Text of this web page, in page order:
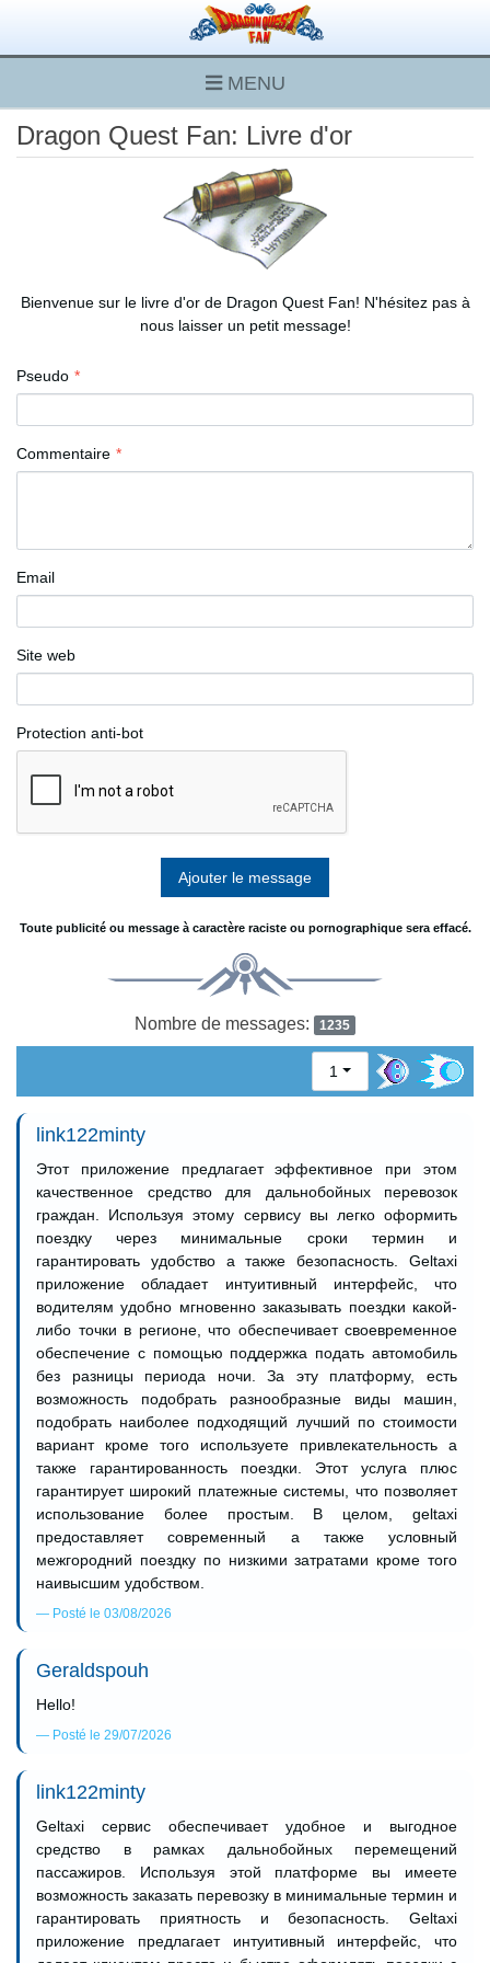
MENU
Dragon Quest Fan: Livre d'or
Bienvenue sur le livre d'or de Dragon Quest Fan! N'hésitez pas à
nous laisser un petit message!
Pseudo
Commentaire
Email
Site web
Protection anti-bot
Toute publicité ou message à caractère raciste ou pornographique sera effacé.
Nombre de messages: 1235
1
link122minty
Этот приложение предлагает эффективное при этом
качественное средство для дальнобойных перевозок
граждан. Используя этому сервису вы легко оформить
поездку через минимальные сроки термин и
гарантировать удобство а также безопасность. Geltaxi
приложение обладает интуитивный интерфейс, что
водителям удобно мгновенно заказывать поездки какой-
либо точки в регионе, что обеспечивает своевременное
обеспечение с помощью поддержка подать автомобиль
без разницы периода ночи. За эту платформу, есть
возможность подобрать разнообразные виды машин,
подобрать наиболее подходящий лучший по стоимости
вариант кроме того используете привлекательность а
также гарантированность поездки. Этот услуга плюс
гарантирует широкий платежные системы, что позволяет
использование более простым. В целом, geltaxi
предоставляет современный а также условный
межгородний поездку по низкими затратами кроме того
наивысшим удобством.
Posté le 03/08/2026
Geraldspouh
Hello!
Posté le 29/07/2026
link122minty
Geltaxi сервис обеспечивает удобное и выгодное
средство в рамках дальнобойных перемещений
пассажиров. Используя этой платформе вы имеете
возможность заказать перевозку в минимальные термин и
гарантировать приятность и безопасность. Geltaxi
приложение предлагает интуитивный интерфейс, что